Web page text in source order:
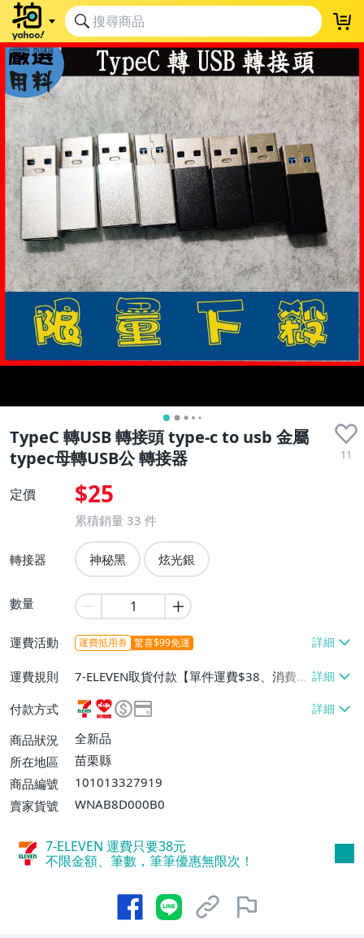
TypeC 轉USB 轉接頭 type-c to usb 金屬
typec母轉USB公 轉接器
11
定價 $25
累積銷量 33 件
轉接器 神秘黑 炫光銀
數量
運費活動 運費抵用券 驚喜$99免運
運費規則
7-ELEVEN取貨付款【單件運費$38、消費滿
$2000免運費】、7-ELEVEN取貨不付款
【單件運費$38】、萊爾富取貨付款【單件
運費$60、消費滿$8000免運費】、郵局掛
號【單件運費$60、消費滿$3000免運
付款方式
商品狀況
全新品
所在地區
苗栗縣
商品編號
101013327919
賣家貨號
WNAB8D000B0
7-ELEVEN 運費只要38元
不限金額、筆數，筆筆優惠無限次！